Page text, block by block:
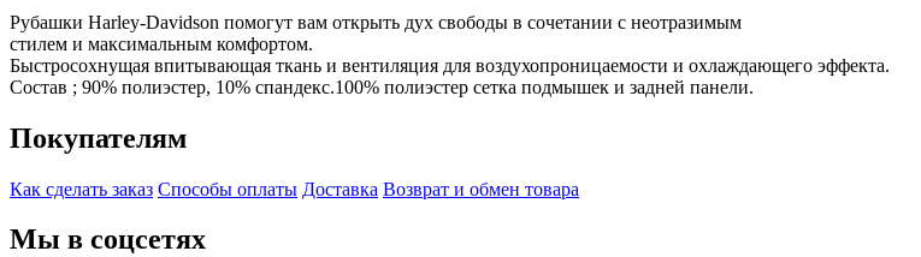
Рубашки Harley-Davidson помогут вам открыть дух свободы в сочетании с неотразимым
стилем и максимальным комфортом.
Быстросохнущая впитывающая ткань и вентиляция для воздухопроницаемости и охлаждающего эффекта.
Состав ; 90% полиэстер, 10% спандекс.100% полиэстер сетка подмышек и задней панели.
Покупателям
Как сделать заказ Способы оплаты Доставка Возврат и обмен товара
Мы в соцсетях